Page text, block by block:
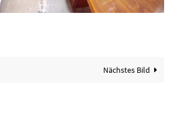
Nächstes Bild